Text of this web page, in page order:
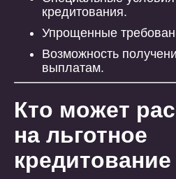
кредитования.
Упрощенные
Возможность
выплатам.
Кто может
на льготное
кредитование